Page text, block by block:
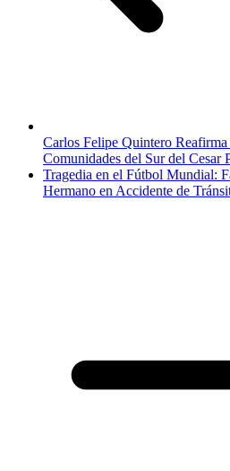
Carlos Felipe Quintero
Comunidades del Sur del Cesar
Tragedia en el Fútbol Mundial:
Hermano en Accidente de